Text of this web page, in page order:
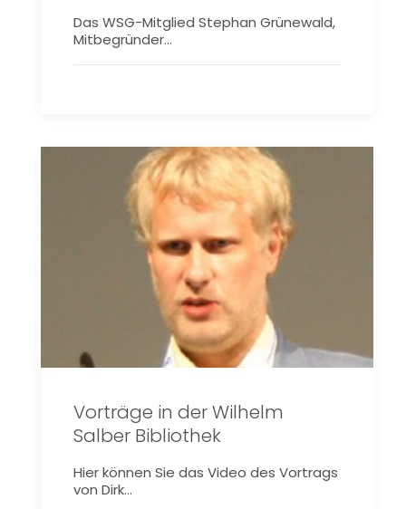
Das WSG-Mitglied Stephan Grünewald,
Mitbegründer…
Vorträge in der Wilhelm
Salber Bibliothek
Hier können Sie das Video des Vortrags
von Dirk…